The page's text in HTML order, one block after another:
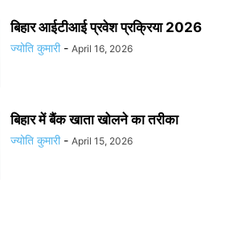
बिहार आईटीआई प्रवेश प्रक्रिया 2026
ज्योति कुमारी - April 16, 2026
बिहार में बैंक खाता खोलने का तरीका
ज्योति कुमारी - April 15, 2026